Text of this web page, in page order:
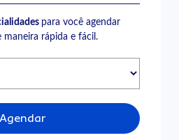
para você agendar
maneira rápida e fácil.
Agendar